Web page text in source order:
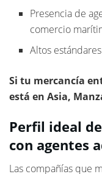
Presencia de
comercio
Altos
Si tu mercancía
está en Asia,
Perfil ideal
con agentes
Las compañías que